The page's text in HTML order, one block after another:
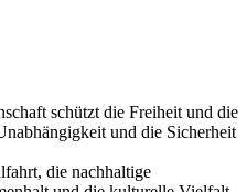
schützt die Freiheit und die
und die Sicherheit
die nachhaltige